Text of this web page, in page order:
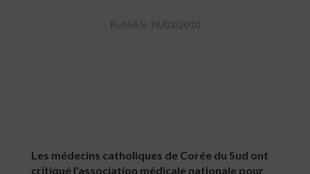
Publié le 18/03/2010
Les médecins catholiques de Corée du Sud ont
critiqué l’association médicale nationale pour